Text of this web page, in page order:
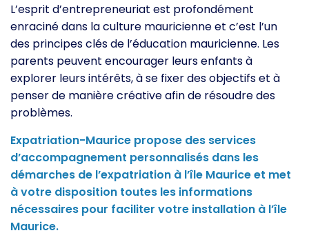
L’esprit d’entrepreneuriat est profondément
enraciné dans la culture mauricienne et c’est l’un
des principes clés de l’éducation mauricienne. Les
parents peuvent encourager leurs enfants à
explorer leurs intérêts, à se fixer des objectifs et à
penser de manière créative afin de résoudre des
problèmes.
Expatriation-Maurice propose des services
d’accompagnement personnalisés dans les
démarches de l’expatriation à l’île Maurice et met
à votre disposition toutes les informations
nécessaires pour faciliter votre installation à l’île
Maurice.